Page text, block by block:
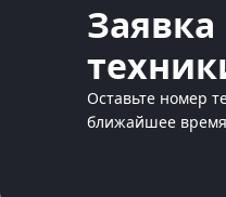
Оставьте номер
ближайшее время